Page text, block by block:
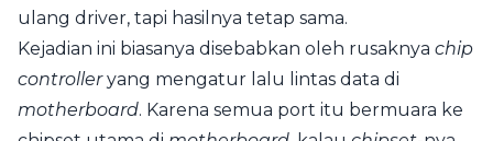
ulang driver, tapi hasilnya tetap sama.
Kejadian ini biasanya disebabkan oleh rusaknya chip
controlleryang mengatur lalu lintas data di
motherboard. Karena semua port itu bermuara ke